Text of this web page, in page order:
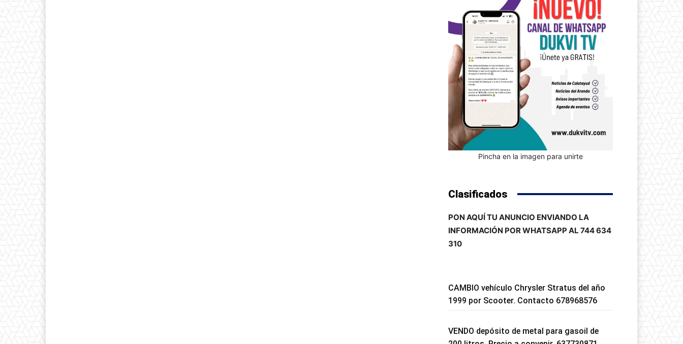
Pincha en la imagen para unirte
Clasificados
PON AQUÍ TU ANUNCIO ENVIANDO LA
INFORMACIÓN POR WHATSAPP AL 744 634
310
CAMBIO vehículo Chrysler Stratus del año
1999 por Scooter. Contacto 678968576
VENDO depósito de metal para gasoil de